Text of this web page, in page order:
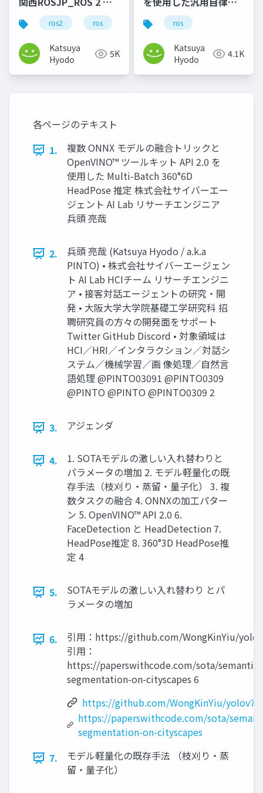
ギナー、デバッグツー
ル自作から初める_公開
用
ros2 ros python rosjp
Katsuya
Hyodo
5K
ージェントプラットフ
ォームの開発
ros
Katsuya
Hyodo
4.1K
各ページのテキスト
1.
複数 ONNX モデルの融合トリックと
OpenVINO™ ツールキット API 2.0 を
使用した Multi-Batch 360°6D
HeadPose 推定 株式会社サイバーエー
ジェント AI Lab リサーチエンジニア
兵頭 亮哉
2.
兵頭 亮哉 (Katsuya Hyodo / a.k.a
PINTO) • 株式会社サイバーエージェン
ト AI Lab HCIチーム リサーチエンジニ
ア • 接客対話エージェントの研究・開
発 • 大阪大学大学院基礎工学研究科 招
聘研究員の方々の開発面をサポート
Twitter GitHub Discord • 対象領域は
HCI／HRI／インタラクション／対話シ
ステム／機械学習／画 像処理／自然言
語処理 @PINTO03091 @PINTO0309
@PINTO @PINTO @PINTO0309 2
3. アジェンダ
4.
1. SOTAモデルの激しい入れ替わりと
パラメータの増加 2. モデル軽量化の既
存手法（枝刈り・蒸留・量子化） 3. 複
数タスクの融合 4. ONNXの加工パター
ン 5. OpenVINO™ API 2.0 6.
FaceDetection と HeadDetection 7.
HeadPose推定 8. 360°3D HeadPose推
定 4
5.
SOTAモデルの激しい入れ替わり とパ
ラメータの増加
6.
引用：https://github.com/WongKinYiu/
引用：
https://paperswithcode.com/sota/semantic-
segmentation-on-cityscapes 6
https://github.com/WongKinYiu/yolov7
https://paperswithcode.com/sota/
segmentation-on-cityscapes
7.
モデル軽量化の既存手法 （枝刈り・蒸
留・量子化）